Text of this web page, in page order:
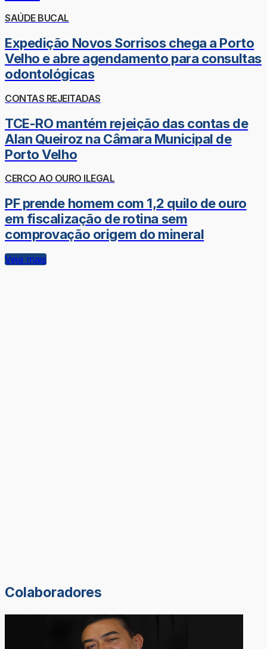
SAÚDE BUCAL
Expedição Novos Sorrisos chega a Porto
Velho e abre agendamento para consultas
odontológicas
CONTAS REJEITADAS
TCE-RO mantém rejeição das contas de
Alan Queiroz na Câmara Municipal de
Porto Velho
CERCO AO OURO ILEGAL
PF prende homem com 1,2 quilo de ouro
em fiscalização de rotina sem
comprovação origem do mineral
Veja mais
Colaboradores